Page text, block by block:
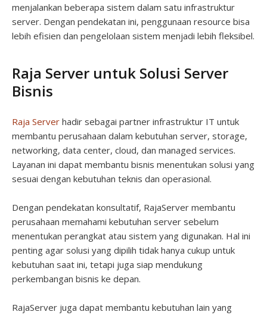
menjalankan beberapa sistem dalam satu infrastruktur
server. Dengan pendekatan ini, penggunaan resource bisa
lebih efisien dan pengelolaan sistem menjadi lebih fleksibel.
Raja Server untuk Solusi Server
Bisnis
Raja Server hadir sebagai partner infrastruktur IT untuk
membantu perusahaan dalam kebutuhan server, storage,
networking, data center, cloud, dan managed services.
Layanan ini dapat membantu bisnis menentukan solusi yang
sesuai dengan kebutuhan teknis dan operasional.
Dengan pendekatan konsultatif, RajaServer membantu
perusahaan memahami kebutuhan server sebelum
menentukan perangkat atau sistem yang digunakan. Hal ini
penting agar solusi yang dipilih tidak hanya cukup untuk
kebutuhan saat ini, tetapi juga siap mendukung
perkembangan bisnis ke depan.
RajaServer juga dapat membantu kebutuhan lain yang